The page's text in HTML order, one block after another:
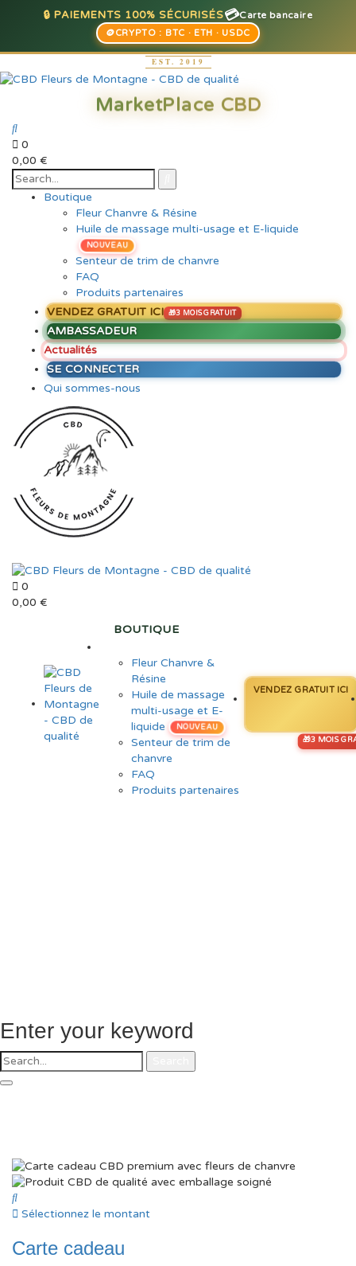
🔒 PAIEMENTS 100% SÉCURISÉS💳Carte bancaire
🪙CRYPTO : BTC · ETH · USDC
0
0,00 €
Boutique
Fleur Chanvre & Résine
Huile de massage multi-usage et E-liquide
NOUVEAU
Senteur de trim de chanvre
FAQ
Produits partenaires
VENDEZ GRATUIT ICI
AMBASSADEUR
Actualités
SE CONNECTER
Qui sommes-nous
0
0,00 €
BOUTIQUE
Fleur Chanvre &
Résine
Huile de massage
multi-usage et E-
liquide
NOUVEAU
Senteur de trim de
chanvre
FAQ
Produits partenaires
VENDEZ GRATUIT ICI
Enter your keyword
Sélectionnez le montant
Carte cadeau